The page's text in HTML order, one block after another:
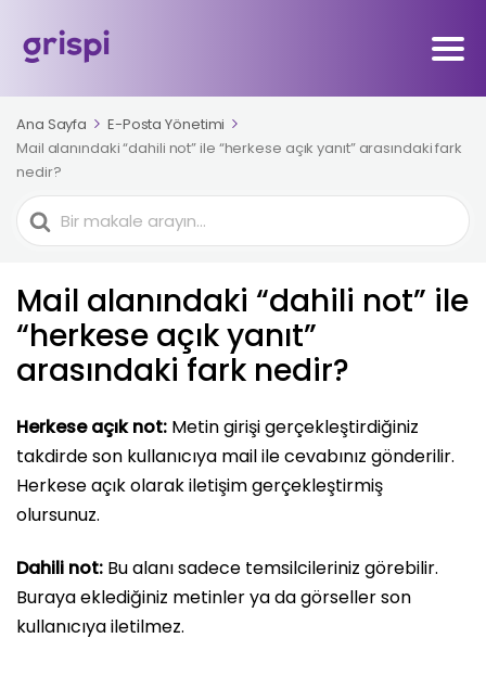
Ana Sayfa
E-Posta Yönetimi
Mail alanındaki “dahili not” ile “herkese açık yanıt” arasındaki fark
nedir?
Ara
Mail alanındaki “dahili not” ile
“herkese açık yanıt”
arasındaki fark nedir?
Herkese açık not: Metin girişi gerçekleştirdiğiniz
takdirde son kullanıcıya mail ile cevabınız gönderilir.
Herkese açık olarak iletişim gerçekleştirmiş
olursunuz.
Dahili not: Bu alanı sadece temsilcileriniz görebilir.
Buraya eklediğiniz metinler ya da görseller son
kullanıcıya iletilmez.